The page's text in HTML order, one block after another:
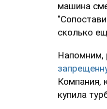
машина
сколько
Напомним,
Компания,
купила